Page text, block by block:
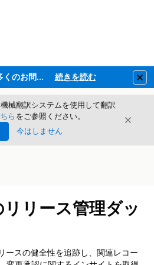
ただいま大変多くのお問い合わせをいただいており、ご連絡までにお時間を頂戴しております 続きを読む
械翻訳システムを使用して翻訳
ら をご参照ください。
今はしません
閉じる
リース管理ダッ
ースの健全性を追跡し、関連レコー